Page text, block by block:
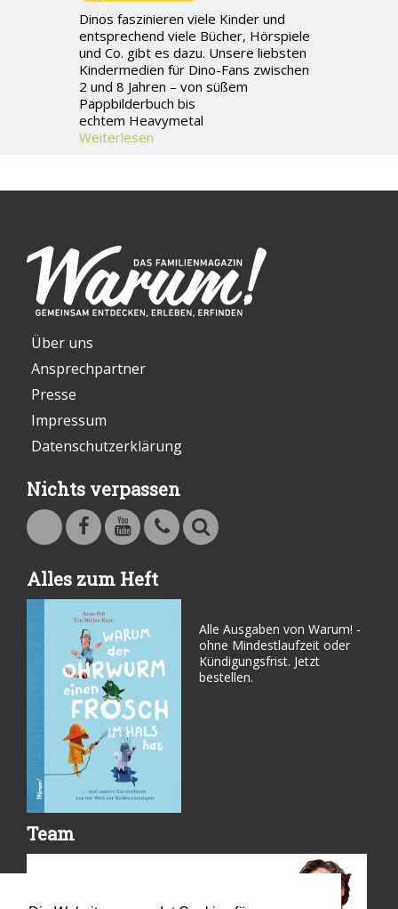
Dinos faszinieren viele Kinder und
entsprechend viele Bücher, Hörspiele
und Co. gibt es dazu. Unsere liebsten
Kindermedien für Dino-Fans zwischen
2 und 8 Jahren – von süßem
Pappbilderbuch bis
echtem Heavymetal
Weiterlesen
Über uns
Ansprechpartner
Presse
Impressum
Datenschutzerklärung
Nichts verpassen
Alles zum Heft
Alle Ausgaben von Warum! -
ohne Mindestlaufzeit oder
Kündigungsfrist. Jetzt
bestellen.
Team